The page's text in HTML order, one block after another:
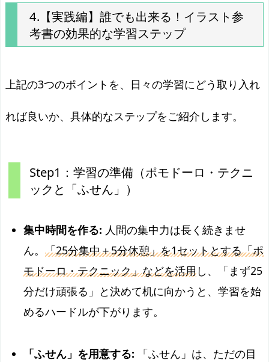
4.【実践編】誰でも出来る！イラスト参
考書の効果的な学習ステップ
上記の3つのポイントを、日々の学習にどう取り入れ
れば良いか、具体的なステップをご紹介します。
Step1：学習の準備（ポモドーロ・テクニ
ックと「ふせん」）
集中時間を作る: 人間の集中力は長く続きませ
ん。 「25分集中＋5分休憩」を1セットとする「ポ
モドーロ・テクニック」などを活用し、「まず25
分だけ頑張る」と決めて机に向かうと、学習を始
めるハードルが下がります。
「ふせん」を用意する: 「ふせん」は、ただの目